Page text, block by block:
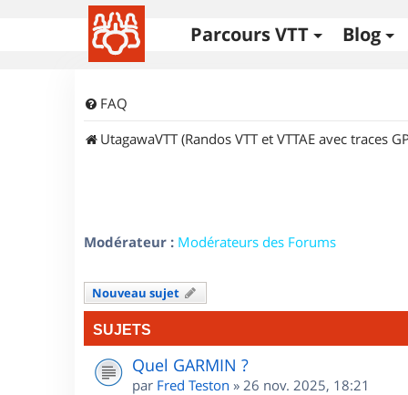
Parcours VTT Blog
FAQ
UtagawaVTT (Randos VTT et VTTAE avec traces
Modérateur : Modérateurs des Forums
Nouveau sujet
SUJETS
Quel GARMIN ?
par Fred Teston » 26 nov. 2025, 18:21